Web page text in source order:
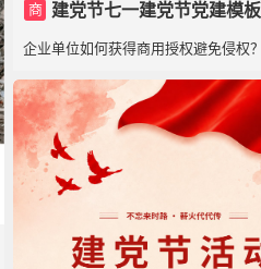
商 建党节七一建党节党建模板
企业单位如何获得商用授权避免侵权？